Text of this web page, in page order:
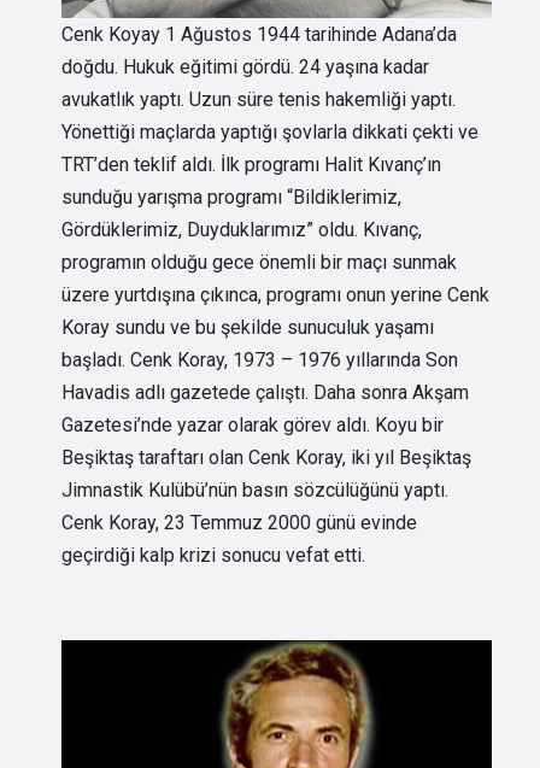
Cenk Koyay 1 Ağustos 1944 tarihinde Adana’da
doğdu. Hukuk eğitimi gördü. 24 yaşına kadar
avukatlık yaptı. Uzun süre tenis hakemliği yaptı.
Yönettiği maçlarda yaptığı şovlarla dikkati çekti ve
TRT’den teklif aldı. İlk programı Halit Kıvanç’ın
sunduğu yarışma programı “Bildiklerimiz,
Gördüklerimiz, Duyduklarımız” oldu. Kıvanç,
programın olduğu gece önemli bir maçı sunmak
üzere yurtdışına çıkınca, programı onun yerine Cenk
Koray sundu ve bu şekilde sunuculuk yaşamı
başladı. Cenk Koray, 1973 – 1976 yıllarında Son
Havadis adlı gazetede çalıştı. Daha sonra Akşam
Gazetesi’nde yazar olarak görev aldı. Koyu bir
Beşiktaş taraftarı olan Cenk Koray, iki yıl Beşiktaş
Jimnastik Kulübü’nün basın sözcülüğünü yaptı.
Cenk Koray, 23 Temmuz 2000 günü evinde
geçirdiği kalp krizi sonucu vefat etti.